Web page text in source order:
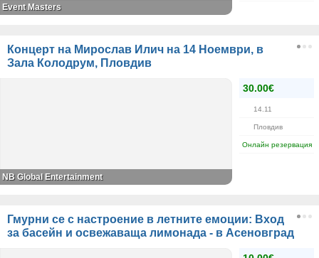
Event Masters
Концерт на Мирослав Илич на 14 Ноември, в
Зала Колодрум, Пловдив
30.00€
14.11
Пловдив
Онлайн резервация
NB Global Entertainment
Гмурни се с настроение в летните емоции: Вход
за басейн и освежаваща лимонада - в Асеновград